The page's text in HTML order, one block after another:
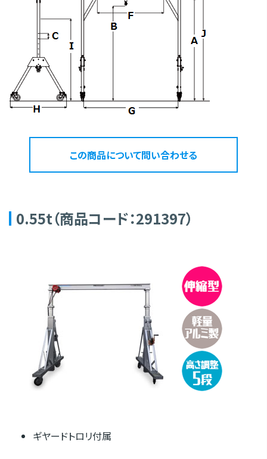
この商品について問い合わせる
0.55t（商品コード：291397）
ギヤードトロリ付属